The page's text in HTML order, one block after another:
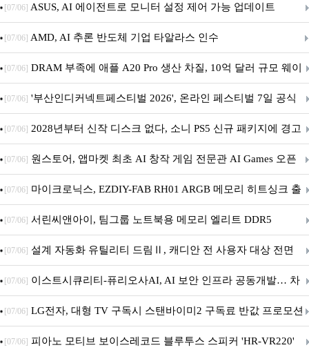
아의 용사’ 재개최 및 풍성한 기념 이벤트 실시!
[07/06] ASUS, AI 에이전트로 모니터 설정 제어 가능 업데이트
[07/06] AMD, AI 추론 반도체 기업 타알라스 인수
[07/06] DRAM 부족에 애플 A20 Pro 생산 차질, 10억 달러 규모 웨이
퍼 대기
[07/06] '부산인디커넥트페스티벌 2026', 온라인 페스티벌 7일 공식
개막... 22일간 진행
[07/06] 2028년부터 신작 디스크 없다, 소니 PS5 신규 패키지에 경고
문 추가
[07/06] 원스토어, 앱마켓 최초 AI 창작 게임 전문관 AI Games 오픈
[07/06] 마이크로닉스, EZDIY-FAB RH01 ARGB 메모리 히트싱크 출
시
[07/06] 서린씨앤아이, 팀그룹 노트북용 메모리 엘리트 DDR5
5600MHz 16GB 출시
[07/06] 설계 자동화 유틸리티 드림Ⅱ, 캐디안 전 사용자 대상 전면
무상 배포
[07/06] 이스트시큐리티-퓨리오사AI, AI 보안 인프라 공동개발… 차
세대 AI 보안 플랫폼 구축
[07/06] LG전자, 대형 TV 구독시 스탠바이미2 구독료 반값 프로모션
[07/06] 피아노 모티브 보이스레코드 블루투스 스피커 'HR-VR220'